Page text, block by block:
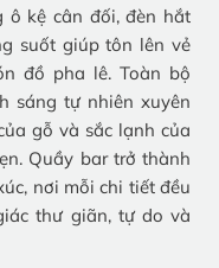
ô kệ cân đối, đèn hắt
suốt giúp tôn lên vẻ
đồ pha lê. Toàn bộ
sáng tự nhiên xuyên
gỗ và sắc lạnh của
Quầy bar trở thành
nơi mỗi chi tiết đều
thư giãn, tự do và